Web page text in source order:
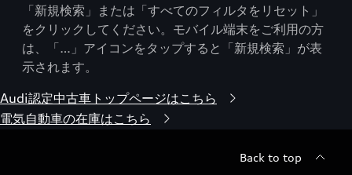
「新規検索」または「すべてのフィルタをリセット」
をクリックしてください。モバイル端末をご利用の方
は、「…」アイコンをタップすると「新規検索」が表
示されます。
Audi認定中古車トップページはこちら
電気自動車の在庫はこちら
Back to top